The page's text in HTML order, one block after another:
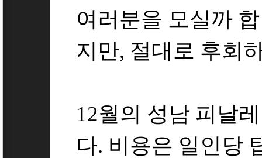
여러분을 모실까
지만, 절대로 후회
12월의 성남 피날
다. 비용은 일인당